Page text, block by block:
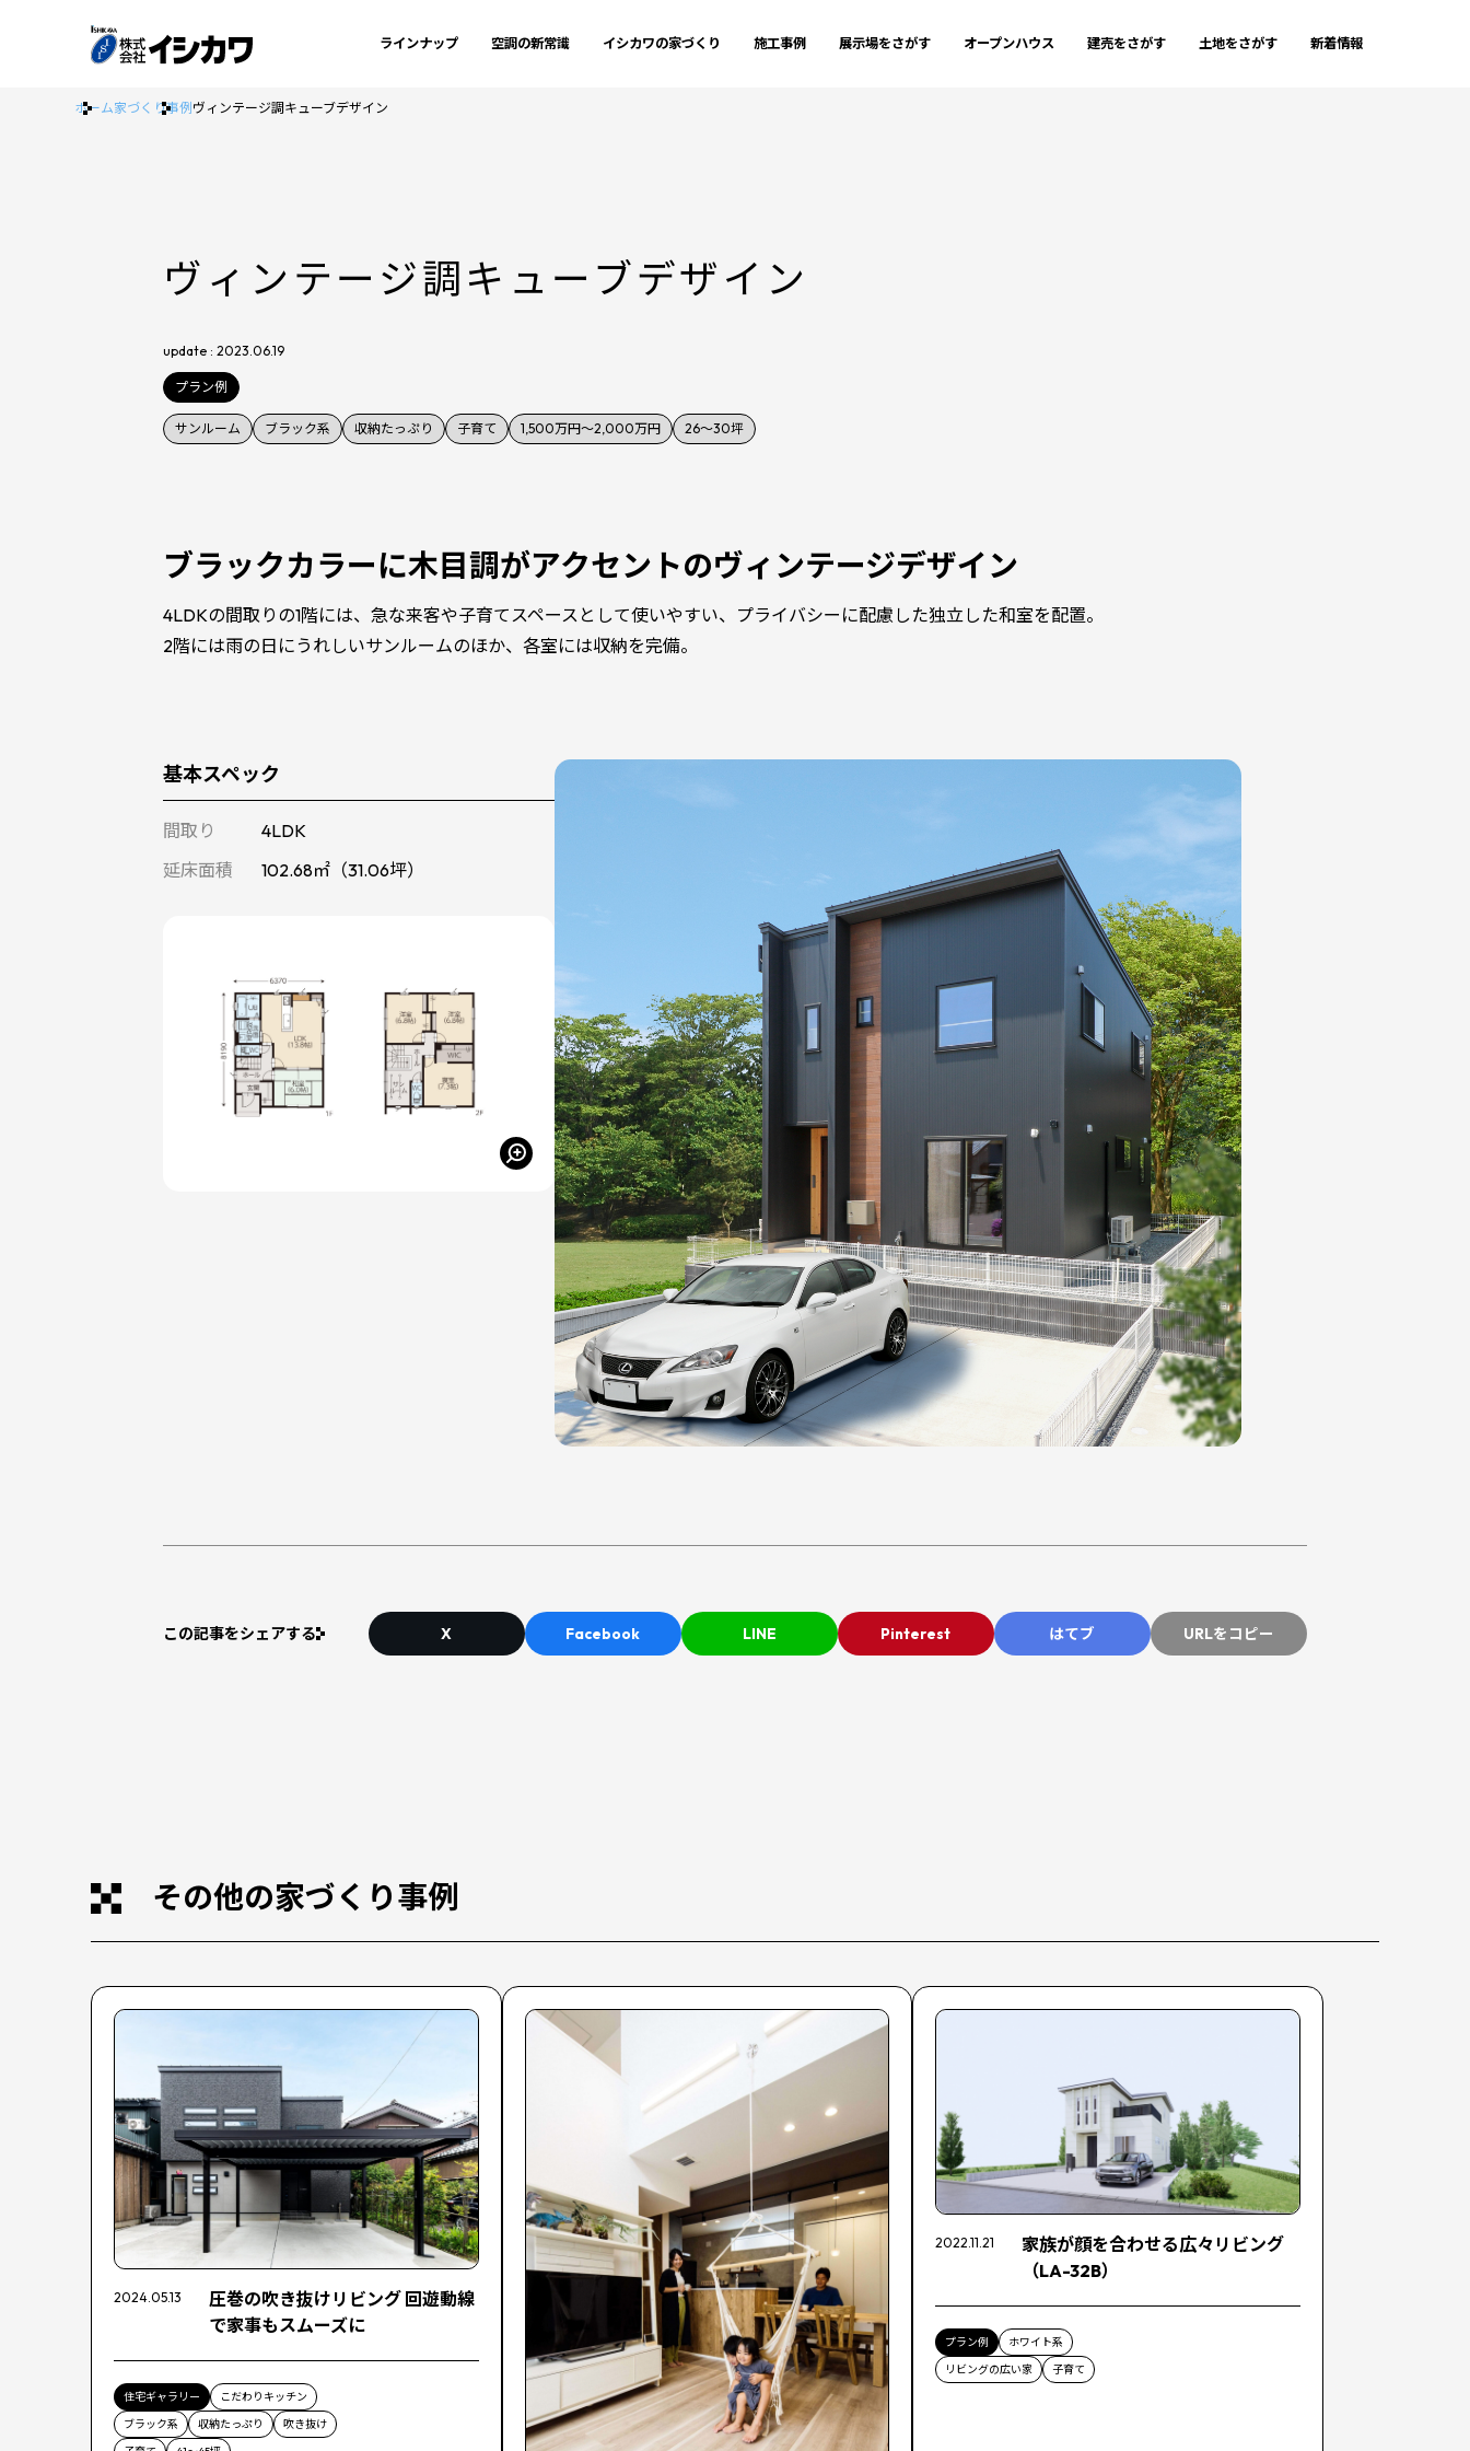
ラインナップ 空調の新常識 イシカワの家づくり 施工事例 展示場をさがす オープンハウス 建売をさがす 土地をさがす 新着情報
ホーム家づくり事例 ヴィンテージ調キューブデザイン
ヴィンテージ調キューブデザイン
update : 2023.06.19
プラン例
サンルーム ブラック系 収納たっぷり 子育て 1,500万円～2,000万円 26～30坪
ブラックカラーに木目調がアクセントのヴィンテージデザイン
4LDKの間取りの1階には、急な来客や子育てスペースとして使いやすい、プライバシーに配慮した独立した和室を配置。
2階には雨の日にうれしいサンルームのほか、各室には収納を完備。
基本スペック
間取り
4LDK
延床面積
102.68㎡（31.06坪）
この記事をシェアする X Facebook LINE Pinterest はてブ URLをコピー
その他の家づくり事例
2024.05.13
圧巻の吹き抜けリビング 回遊動線
で家事もスムーズに
住宅ギャラリー
こだわりキッチン
ブラック系
収納たっぷり
吹き抜け
2022.11.21
家族が顔を合わせる広々リビング
（LA-32B）
プラン例
ホワイト系
リビングの広い家
子育て